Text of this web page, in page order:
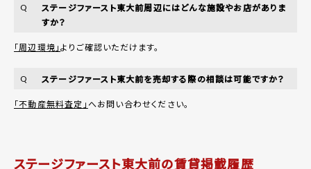
Q
ステージファースト東大前周辺にはどんな施設やお店がありま
すか？
「周辺環境」よりご確認いただけます。
Q ステージファースト東大前を売却する際の相談は可能ですか？
「不動産無料査定」へお問い合わせください。
ステージファースト東大前の賃貸掲載履歴